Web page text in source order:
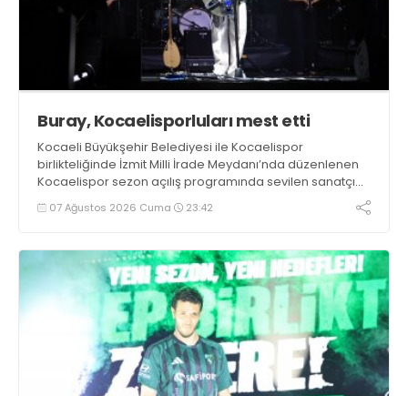
Buray, Kocaelisporluları mest etti
Kocaeli Büyükşehir Belediyesi ile Kocaelispor
birlikteliğinde İzmit Milli İrade Meydanı’nda düzenlenen
Kocaelispor sezon açılış programında sevilen sanatçı
Buray, verdiği konserle meydanı inletti.
07 Ağustos 2026 Cuma 23:42